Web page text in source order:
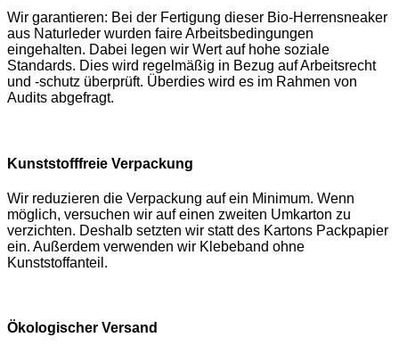
Wir garantieren: Bei der Fertigung dieser Bio-Herrensneaker
aus Naturleder wurden faire Arbeitsbedingungen
eingehalten. Dabei legen wir Wert auf hohe soziale
Standards. Dies wird regelmäßig in Bezug auf Arbeitsrecht
und -schutz überprüft. Überdies wird es im Rahmen von
Audits abgefragt.
Kunststofffreie Verpackung
Wir reduzieren die Verpackung auf ein Minimum. Wenn
möglich, versuchen wir auf einen zweiten Umkarton zu
verzichten. Deshalb setzten wir statt des Kartons Packpapier
ein. Außerdem verwenden wir Klebeband ohne
Kunststoffanteil.
Ökologischer Versand